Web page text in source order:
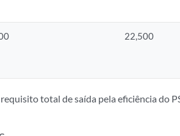
22,500
total de saída pela eficiência do